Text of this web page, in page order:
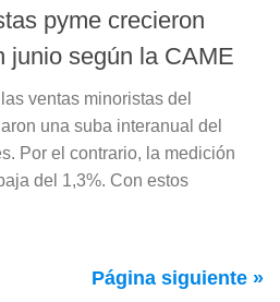
pyme crecieron
junio según la CAME
ventas minoristas del
una suba interanual del
Por el contrario, la medición
del 1,3%. Con estos
Página siguiente »